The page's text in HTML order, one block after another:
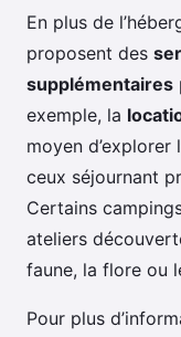
En plus de
proposent des
supplémentaires
exemple, la
moyen
ceux séjournant
Certains
ateliers
faune, la flore ou
Pour plus